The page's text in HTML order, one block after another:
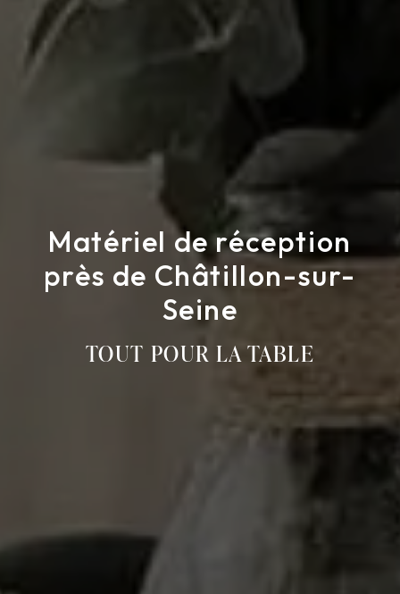
Matériel de réception
près de Châtillon-sur-
Seine
TOUT POUR LA TABLE